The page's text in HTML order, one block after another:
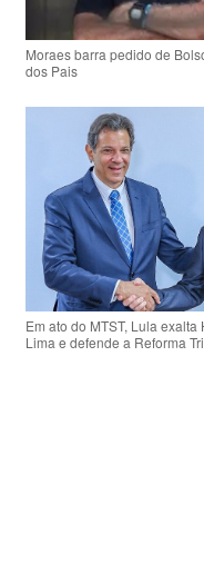
Moraes barra pedido de
dos Pais
Em ato do MTST, Lula
Lima e defende a Reforma